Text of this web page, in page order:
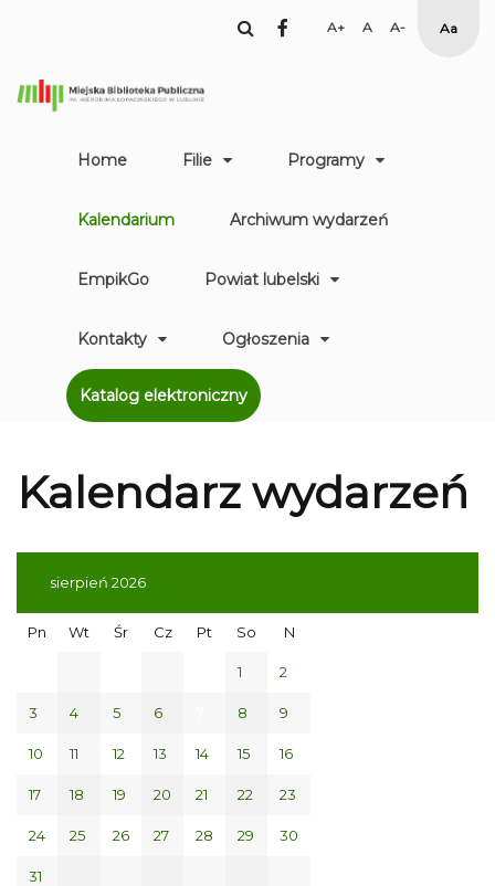
facebook
Set Set
Smaller
High
Home Filie Programy
Kalendarium Archiwum wydarzeń
EmpikGo Powiat lubelski
Kontakty Ogłoszenia
Katalog elektroniczny
Kalendarz wydarzeń
sierpień 2026
Pn Wt Śr Cz Pt So N
1 2
3 4 5 6 8 9
10 11 12 13 14 15 16
17 18 19 20 21 22 23
24 25 26 27 28 29 30
31